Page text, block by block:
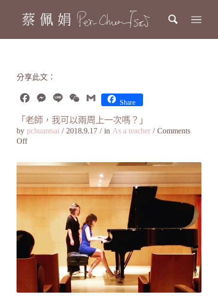
分享此文：
FacebookMessenger
Line WeChatGmail
Share
「老師，我可以兩周上一次嗎？」
by pchuantsai / 2018.9.17 / in As a teacher / Comments
Off